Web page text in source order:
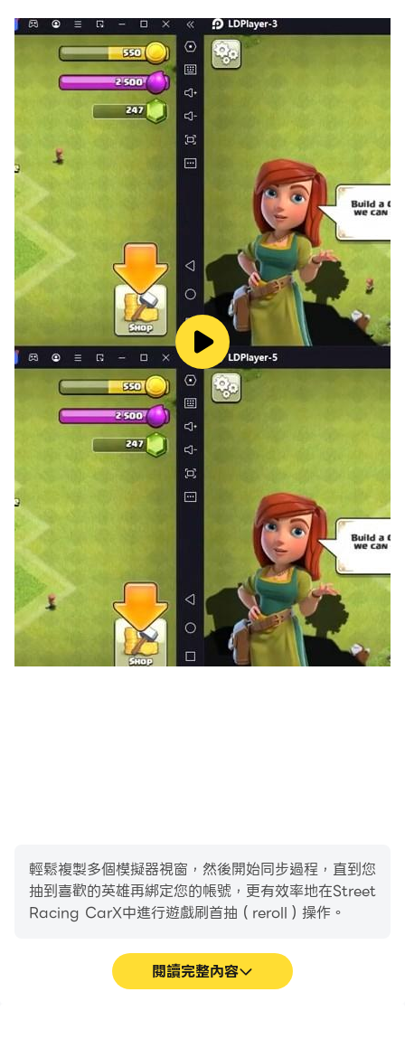
人心的賽車世界等著你！
是時候征服俱樂部了，全力以赴，讓我們去角落吧！
輕鬆複製多個模擬器視窗，然後開始同步過程，直到您
抽到喜歡的英雄再綁定您的帳號，更有效率地在Street
Racing CarX中進行遊戲刷首抽（reroll）操作。
閱讀完整內容